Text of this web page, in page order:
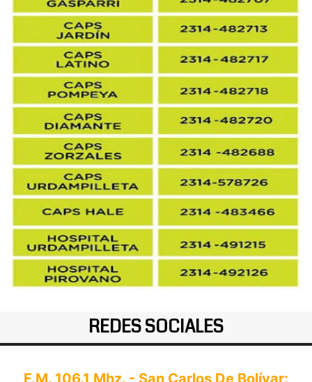
REDES SOCIALES
F.M. 106.1 Mhz. - San Carlos De Bolívar: